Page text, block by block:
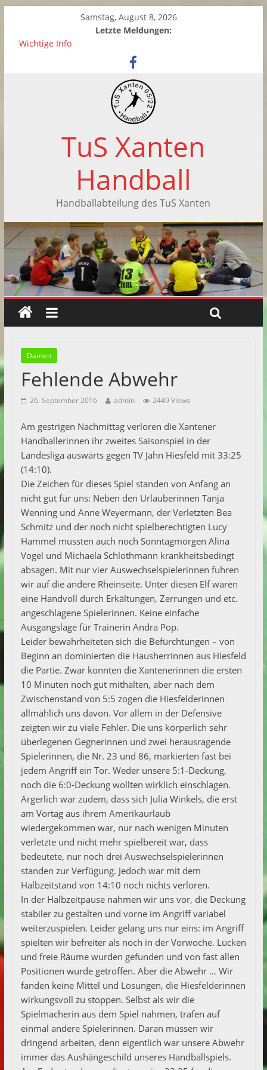
Samstag, August 8, 2026
Letzte Meldungen:
Wichtige Info
Zwei neue Kinderhandball-Trainerinnen beim TuS Xanten
Saisonabschluss der weiblichen C-Jugend
Handballtag in Xanten
Saisonabschluss der F-Jugend
TuS Xanten
Handball
Handballabteilung des TuS Xanten
Damen
Fehlende Abwehr
26. September 2016 admin 2449 Views
Am gestrigen Nachmittag verloren die Xantener
Handballerinnen ihr zweites Saisonspiel in der
Landesliga auswärts gegen TV Jahn Hiesfeld mit 33:25
(14:10).
Die Zeichen für dieses Spiel standen von Anfang an
nicht gut für uns: Neben den Urlauberinnen Tanja
Wenning und Anne Weyermann, der Verletzten Bea
Schmitz und der noch nicht spielberechtigten Lucy
Hammel mussten auch noch Sonntagmorgen Alina
Vogel und Michaela Schlothmann krankheitsbedingt
absagen. Mit nur vier Auswechselspielerinnen fuhren
wir auf die andere Rheinseite. Unter diesen Elf waren
eine Handvoll durch Erkältungen, Zerrungen und etc.
angeschlagene Spielerinnen. Keine einfache
Ausgangslage für Trainerin Andra Pop.
Leider bewahrheiteten sich die Befürchtungen – von
Beginn an dominierten die Hausherrinnen aus Hiesfeld
die Partie. Zwar konnten die Xantenerinnen die ersten
10 Minuten noch gut mithalten, aber nach dem
Zwischenstand von 5:5 zogen die Hiesfelderinnen
allmählich uns davon. Vor allem in der Defensive
zeigten wir zu viele Fehler. Die uns körperlich sehr
überlegenen Gegnerinnen und zwei herausragende
Spielerinnen, die Nr. 23 und 86, markierten fast bei
jedem Angriff ein Tor. Weder unsere 5:1-Deckung,
noch die 6:0-Deckung wollten wirklich einschlagen.
Ärgerlich war zudem, dass sich Julia Winkels, die erst
am Vortag aus ihrem Amerikaurlaub
wiedergekommen war, nur nach wenigen Minuten
verletzte und nicht mehr spielbereit war, dass
bedeutete, nur noch drei Auswechselspielerinnen
standen zur Verfügung. Jedoch war mit dem
Halbzeitstand von 14:10 noch nichts verloren.
In der Halbzeitpause nahmen wir uns vor, die Deckung
stabiler zu gestalten und vorne im Angriff variabel
weiterzuspielen. Leider gelang uns nur eins: im Angriff
spielten wir befreiter als noch in der Vorwoche. Lücken
und freie Räume wurden gefunden und von fast allen
Positionen wurde getroffen. Aber die Abwehr … Wir
fanden keine Mittel und Lösungen, die Hiesfelderinnen
wirkungsvoll zu stoppen. Selbst als wir die
Spielmacherin aus dem Spiel nahmen, trafen auf
einmal andere Spielerinnen. Daran müssen wir
dringend arbeiten, denn eigentlich war unsere Abwehr
immer das Aushängeschild unseres Handballspiels.